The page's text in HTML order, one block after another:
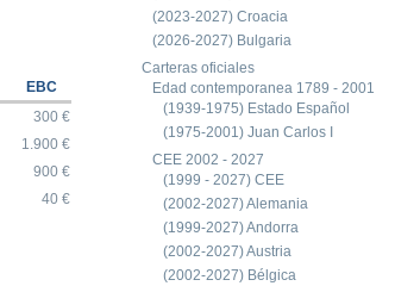
EBC
300 €
1.900 €
900 €
40 €
(2023-2027) Croacia
(2026-2027) Bulgaria
Carteras oficiales
Edad contemporanea 1789 - 2001
(1939-1975) Estado Español
(1975-2001) Juan Carlos I
CEE 2002 - 2027
(1999 - 2027) CEE
(2002-2027) Alemania
(1999-2027) Andorra
(2002-2027) Austria
(2002-2027) Bélgica